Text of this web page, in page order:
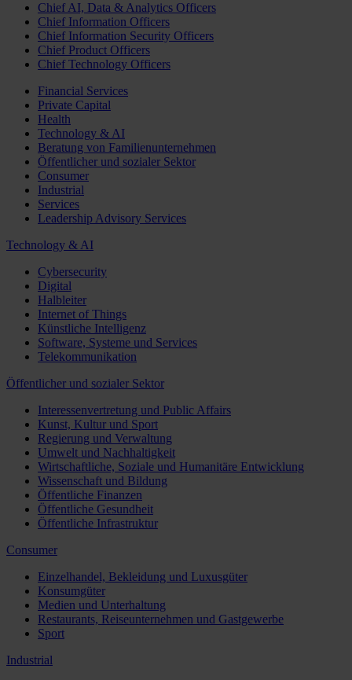
Chief AI, Data & Analytics Officers
Chief Information Officers
Chief Information Security Officers
Chief Product Officers
Chief Technology Officers
Financial Services
Private Capital
Health
Technology & AI
Beratung von Familienunternehmen
Öffentlicher und sozialer Sektor
Consumer
Industrial
Services
Leadership Advisory Services
Technology & AI
Cybersecurity
Digital
Halbleiter
Internet of Things
Künstliche Intelligenz
Software, Systeme und Services
Telekommunikation
Öffentlicher und sozialer Sektor
Interessenvertretung und Public Affairs
Kunst, Kultur und Sport
Regierung und Verwaltung
Umwelt und Nachhaltigkeit
Wirtschaftliche, Soziale und Humanitäre Entwicklung
Wissenschaft und Bildung
Öffentliche Finanzen
Öffentliche Gesundheit
Öffentliche Infrastruktur
Consumer
Einzelhandel, Bekleidung und Luxusgüter
Konsumgüter
Medien und Unterhaltung
Restaurants, Reiseunternehmen und Gastgewerbe
Sport
Industrial